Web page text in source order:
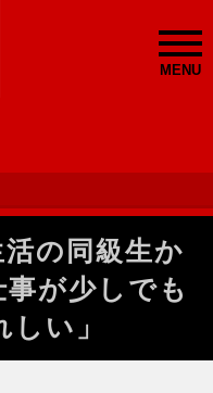
MENU
の同級生か
が少しでも
い」